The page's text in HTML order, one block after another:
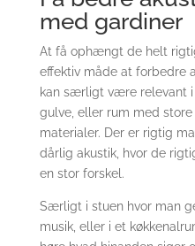
med gardiner
At få ophængt de helt
effektiv måde at forbedre
kan særligt være relevant
gulve, eller rum med
materialer. Der er rigtig
dårlig akustik, hvor de
en stor forskel.
Særligt i stuen hvor man
musik, eller i et